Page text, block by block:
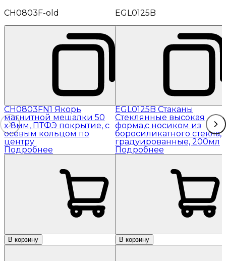
CH0803F-old
CH0803FN1 Якорь
магнитной мешалки 50
x 8мм, ПТФЭ покрытие, с
осевым кольцом по
центру
Подробнее
В корзину
EGL0125B
EGL0125B Стаканы
Стеклянные высокая
форма,с носиком из
боросиликатного стекла,
градуированные, 200мл
Подробнее
В корзину